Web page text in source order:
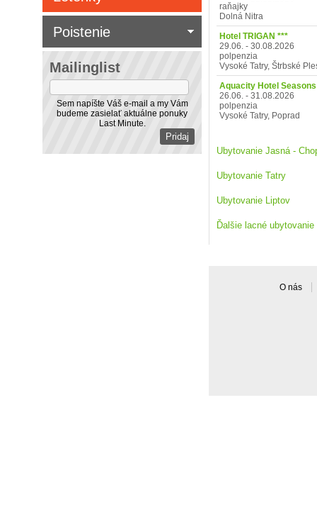
raňajky
Dolná Nitra
Hotel TRIGAN ***
29.06. - 30.08.2026
polpenzia
Vysoké Tatry, Štrbské
26.06. - 31.08.2026
polpenzia
Vysoké Tatry, Poprad
Ubytovanie Jasná -
Ubytovanie Tatry
Ubytovanie Liptov
Ďalšie lacné ubytovanie
O nás
Mailinglist
Sem napíšte Váš e-mail a my Vám
budeme zasielať aktuálne ponuky
Last Minute.
Poistenie